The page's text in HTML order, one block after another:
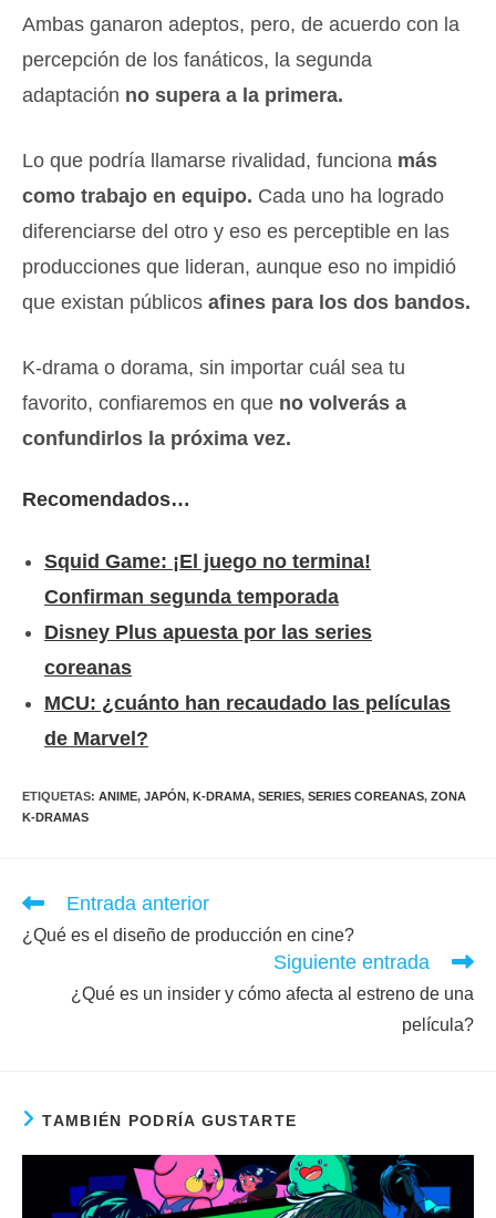
Ambas ganaron adeptos, pero, de acuerdo con la
percepción de los fanáticos, la segunda
adaptación no supera a la primera.
Lo que podría llamarse rivalidad, funciona más
como trabajo en equipo. Cada uno ha logrado
diferenciarse del otro y eso es perceptible en las
producciones que lideran, aunque eso no impidió
que existan públicos afines para los dos bandos.
K-drama o dorama, sin importar cuál sea tu
favorito, confiaremos en que no volverás a
confundirlos la próxima vez.
Recomendados…
Squid Game: ¡El juego no termina!
Confirman segunda temporada
Disney Plus apuesta por las series
coreanas
MCU: ¿cuánto han recaudado las películas
de Marvel?
ETIQUETAS: ANIME, JAPÓN, K-DRAMA, SERIES, SERIES COREANAS, ZONA
K-DRAMAS
Leer
artículos
Entrada anterior
¿Qué es el diseño de producción en cine?
Siguiente entrada
¿Qué es un insider y cómo afecta al estreno de una
película?
TAMBIÉN PODRÍA GUSTARTE